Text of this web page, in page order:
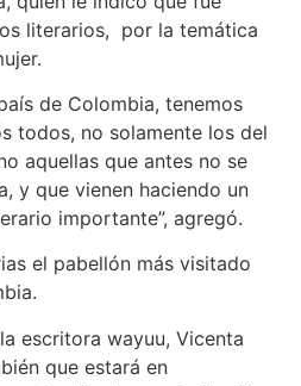
literarios, por la temática
de Colombia, tenemos
todos, no solamente los del
aquellas que antes no se
y que vienen haciendo un
importante”, agregó.
el pabellón más visitado
escritora wayuu, Vicenta
que estará en